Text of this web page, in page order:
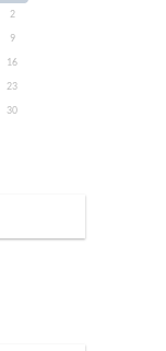
2
9
16
23
30